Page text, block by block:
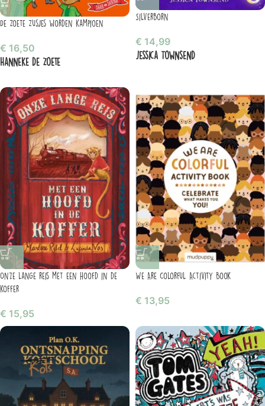
De Zoete Zusjes worden kampioen
€ 16,50
Hanneke de Zoete
Silverborn
€ 14,99
Jessica Townsend
Onze lange reis met een hoofd in de
koffer
€ 15,95
We Are Colorful Activity Book
€ 13,95